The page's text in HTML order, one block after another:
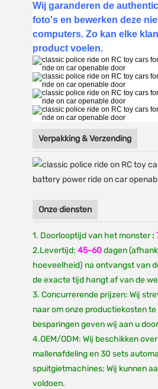
Wij garanderen de
foto's en bewerken deze
computers. Zo kan elke
product voelen.
Verpakking & Verzending
Onze diensten
1. Doorlooptijd van het monster:
2.Levertijd: 45-60dagen
hoeveelheid) na ontvangst van
de exacte tijd hangt af van de
3. Concurrerende prijzen: Wij
naar om onze productiekosten
besparingen geven wij aan u
4.OEM/ODM: Wij beschikken
mallenafdeling en 30 sets
spuitgietmachines; Wij kunnen
voldoen.